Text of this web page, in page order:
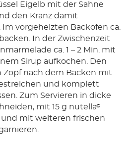
Eigelb mit der Sahne
den Kranz damit
Im vorgeheizten Backofen ca.
In der Zwischenzeit
ca. 1 – 2 Min. mit
Sirup aufkochen. Den
Zopf nach dem Backen mit
und komplett
Zum Servieren in dicke
mit 15 g nutella®
mit weiteren frischen